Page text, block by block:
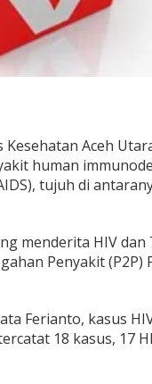
Kesehatan Aceh
human
tujuh di
menderita HIV dan
Penyakit (P2P)
Ferianto, kasus
18 kasus, 17